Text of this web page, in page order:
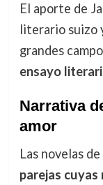
El aporte de
literario suizo
grandes
ensayo
Narrativa
amor
Las novelas
parejas